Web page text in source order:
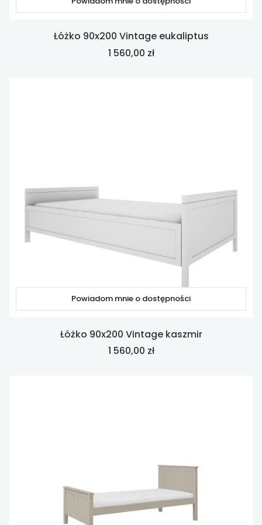
Łóżko 90x200 Vintage eukaliptus
Cena
1 560,00 zł
Powiadom mnie o dostępności
Łóżko 90x200 Vintage kaszmir
Cena
1 560,00 zł